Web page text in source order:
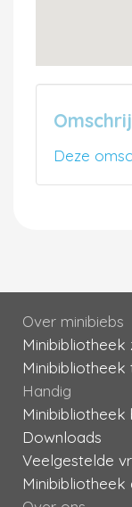
Deze
Over minibiebs
Minibibliotheek
Handig
Minibibliotheek
Downloads
Veelgestelde
Minibibliotheek